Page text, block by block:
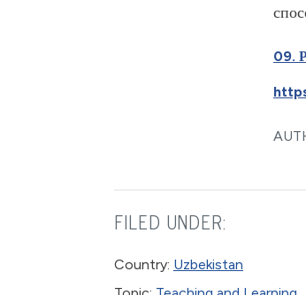
09.
FILED UNDER:
Country: Uzbekistan